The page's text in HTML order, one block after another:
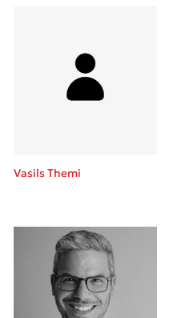
Vasils Themi